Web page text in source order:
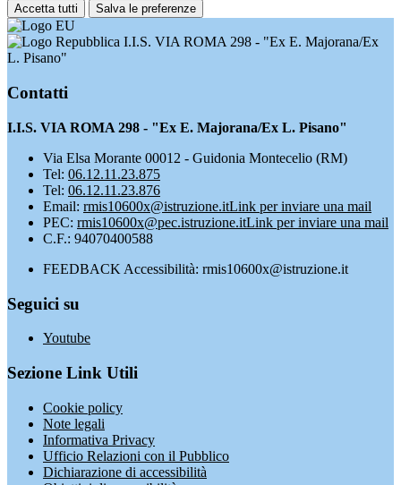
Accetta tutti Salva le preferenze
I.I.S. VIA ROMA 298 - "Ex E. Majorana/Ex
L. Pisano"
Contatti
I.I.S. VIA ROMA 298 - "Ex E. Majorana/Ex L. Pisano"
Via Elsa Morante 00012 - Guidonia Montecelio (RM)
Tel: 06.12.11.23.875
Tel: 06.12.11.23.876
Email: rmis10600x@istruzione.itLink per inviare una mail
PEC: rmis10600x@pec.istruzione.itLink per inviare una mail
C.F.: 94070400588
FEEDBACK Accessibilità: rmis10600x@istruzione.it
Seguici su
Youtube
Sezione Link Utili
Cookie policy
Note legali
Informativa Privacy
Ufficio Relazioni con il Pubblico
Dichiarazione di accessibilità